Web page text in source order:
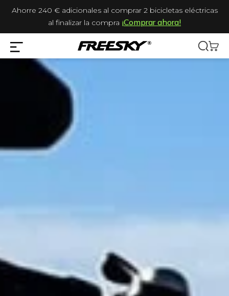
Ahorre 240 € adicionales al comprar 2 bicicletas eléctricas
al finalizar la compra ¡Comprar ahora!